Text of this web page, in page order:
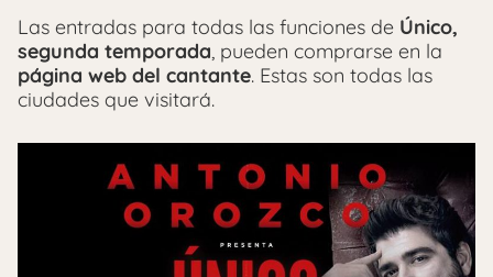
Las entradas para todas las funciones de Único,
segunda temporada, pueden comprarse en la
página web del cantante. Estas son todas las
ciudades que visitará.